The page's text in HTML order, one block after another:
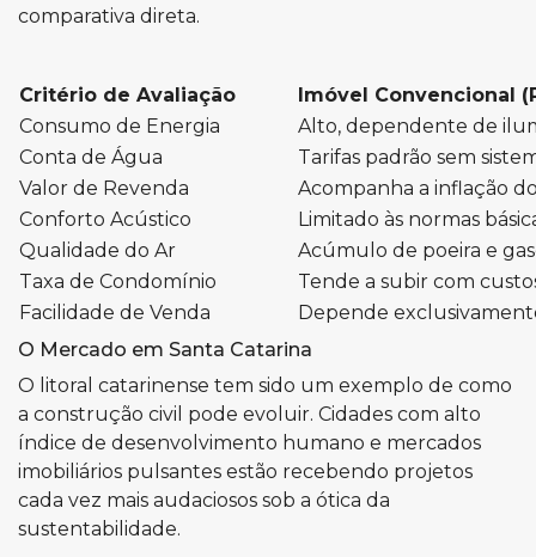
comparativa direta.
Critério de Avaliação
Imóvel Convencional
Consumo de Energia
Alto, dependente de
Conta de Água
Tarifas padrão sem
Valor de Revenda
Acompanha a inflação
Conforto Acústico
Limitado às normas
Qualidade do Ar
Acúmulo de poeira e
Taxa de Condomínio
Tende a subir com
Facilidade de Venda
Depende
O Mercado em Santa Catarina
O litoral catarinense tem sido um exemplo de como
a construção civil pode evoluir. Cidades com alto
índice de desenvolvimento humano e mercados
imobiliários pulsantes estão recebendo projetos
cada vez mais audaciosos sob a ótica da
sustentabilidade.